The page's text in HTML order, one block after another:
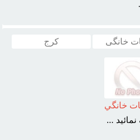
خانگی کرج
خانگي
...